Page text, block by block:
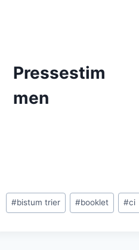
Pressestim
men
Schlagworte:
#bistum trier #booklet #ci